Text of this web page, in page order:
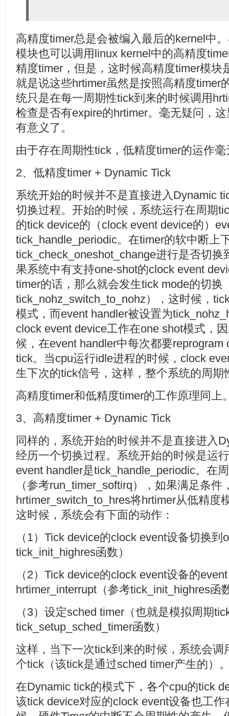
高精度timer总是会被编入最后的kernel中
模块也可以调用linux kernel中的高精度
精度timer，但是，这时候高精度timer模块
就是说这些hrtimer虽然是按照高精度timer
统只是在每一周期性tick到来的时候调用
检查是否有expire的hrtimer。毫无疑问，
有意义了。
由于存在周期性tick，低精度timer的运作
2、低精度timer + Dynamic Tick
系统开始的时候并不是直接进入Dynamic
切换过程。开始的时候，系统运行在周期
的tick device的（clock event device的）
tick_handle_periodic。在timer的软中断上
tick_check_oneshot_change进行是否切
果系统中有支持one-shot的clock event
timer的话，那么就会发生tick mode的切换
tick_nohz_switch_to_nohz），这时候，
模式，而event handler被设置为
clock event device工作在one shot模式，
候，在event handler中每次都要
tick。当cpu运行idle进程的时候，clock
生下次的tick信号，这样，整个系统的周期
高精度timer和低精度timer的工作原理同上
3、高精度timer + Dynamic Tick
同样的，系统开始的时候并不是直接进入
经历一个切换过程。系统开始的时候是运
event handler是tick_handle_periodic。在
（参考run_timer_softirq），如果满足条件
hrtimer_switch_to_hres将hrtimer从低精度
这时候，系统会有下面的动作：
（1）Tick device的clock event设备切换
tick_init_highres函数）
（2）Tick device的clock event设备的
hrtimer_interrupt（参考tick_init_highres函
（3）设定sched timer（也就是模拟周期
tick_setup_sched_timer函数）
这样，当下一次tick到来的时候，系统会调
个tick（该tick是通过sched timer产生的）
在Dynamic tick的模式下，各个cpu的tick
该tick device对应的clock event设备也工